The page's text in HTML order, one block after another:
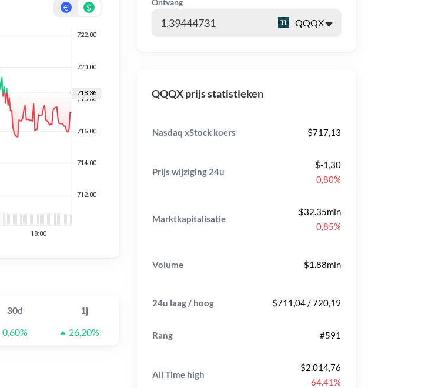
€ $
30d
1j
0,60% 26,20%
Ontvang
QQQX prijs statistieken
Nasdaq xStock koers $717,13
Prijs wijziging 24u
$-1,30
0,80%
Marktkapitalisatie
$32.35mln
0,85%
Volume $1.88mln
24u laag / hoog $711,04 / 720,19
Rang #591
All Time high
$2.014,76
64,41%